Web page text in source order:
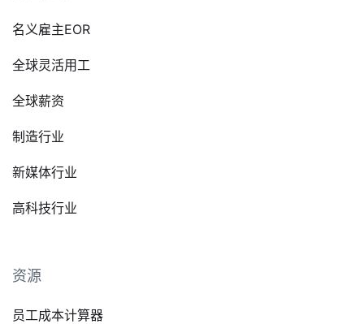
名义雇主EOR
全球灵活用工
全球薪资
制造行业
新媒体行业
高科技行业
资源
员工成本计算器